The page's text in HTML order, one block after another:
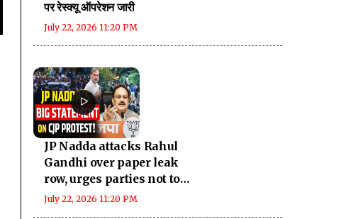
पर रेस्क्यू ऑपरेशन जारी
July 22, 2026 11:20 PM
JP Nadda attacks Rahul
Gandhi over paper leak
row, urges parties not to
politicise issue
July 22, 2026 11:20 PM